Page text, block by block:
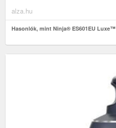
alza.hu
Hasonlók, mint Ninja® ES601EU Luxe™